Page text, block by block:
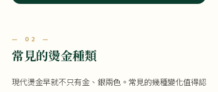
— 02 —
常見的燙金種類
現代燙金早就不只有金、銀兩色。常見的幾種變化值得認